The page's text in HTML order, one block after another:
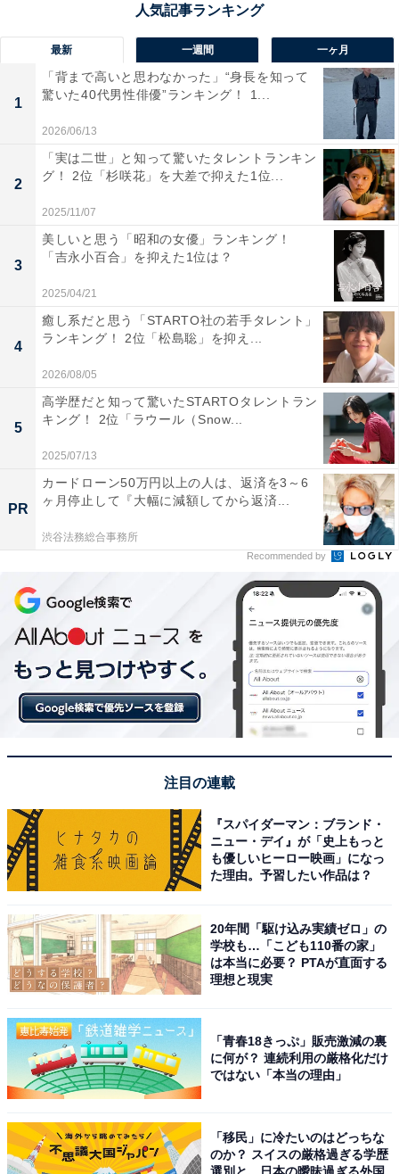
小林よしひさに関する商品をAmazonで見る
1位：【10代】佐藤弘道（1993年～2005年）／
138票
1993年から2005年までの12年間、10代目たいそうのお
にいさんを務めた「佐藤弘道」さん。親しみやすいキャ
幅広い世代からの支持を得ました。卒業後はタレントと
して活躍するほか、弘前大学の大学院で親子体操につい
最新 一週間 一ヶ月
1
「背まで高いと思わなかった」“身長を知って
驚いた40代男性俳優”ランキング！ 1...
2026/06/13
2
「実は二世」と知って驚いたタレントランキン
グ！ 2位「杉咲花」を大差で抑えた1位...
2025/11/07
3
美しいと思う「昭和の女優」ランキング！
「吉永小百合」を抑えた1位は？
2025/04/21
4
癒し系だと思う「STARTO社の若手タレント」
ランキング！ 2位「松島聡」を抑え...
2026/08/05
5
高学歴だと知って驚いたSTARTOタレントラン
キング！ 2位「ラウール（Snow...
2025/07/13
PR
カードローン50万円以上の人は、返済を3～6
ヶ月停止して『大幅に減額してから返済...
渋谷法務総合事務所
Recommended by
注目の連載
『スパイダーマン：ブランド・
ニュー・デイ』が「史上もっと
も優しいヒーロー映画」になっ
た理由。予習したい作品は？
20年間「駆け込み実績ゼロ」の
学校も…「こども110番の家」
は本当に必要？ PTAが直面する
理想と現実
「青春18きっぷ」販売激減の裏
に何が？ 連続利用の厳格化だけ
ではない「本当の理由」
「移民」に冷たいのはどっちな
のか？ スイスの厳格過ぎる学歴